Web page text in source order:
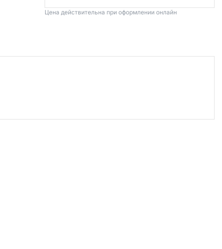
Цена действительна при оформлении онлайн